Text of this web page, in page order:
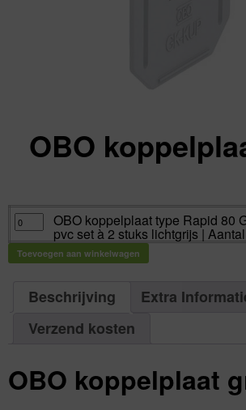
OBO
OBO
koppelplaat
type
Rapid
80
GK
stuks
Aantal
OBO koppelplaat type Rapid 80
pvc set à 2 stuks lichtgrijs | Aantal
Toevoegen aan winkelwagen
Beschrijving
Extra
Verzend kosten
OBO koppelplaat